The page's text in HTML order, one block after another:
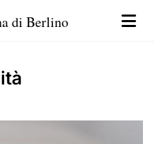
di Berlino